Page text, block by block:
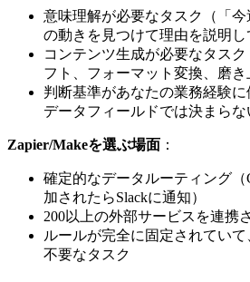
意味理解が必要なタスク（「
の動きを見つけて理由を説明し
コンテンツ生成が必要なタス
フト、フォーマット変換、磨き
判断基準があなたの業務経験
データフィールドでは決まらな
Zapier/Makeを選ぶ場面 ：
確定的なデータルーティング（
加されたらSlackに通知）
200以上の外部サービスを連携
ルールが完全に固定されてい
不要なタスク